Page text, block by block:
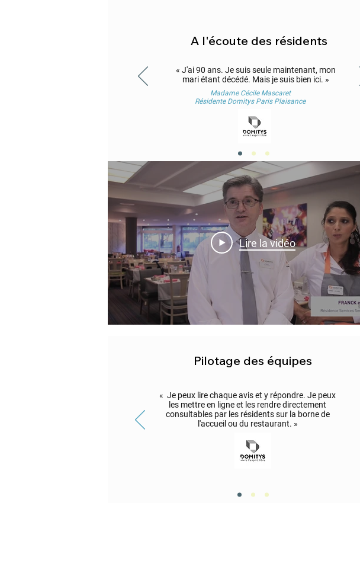
A l'écoute des résidents
« J'ai 90 ans. Je suis seule maintenant, mon
mari étant décédé. Mais je suis bien ici. »
Madame Cécile Mascaret
Résidente Domitys Paris Plaisance
Lire la vidéo
Pilotage des équipes
« Je peux lire chaque avis et y répondre. Je peux
les mettre en ligne et les rendre directement
consultables par les résidents sur la bornede
l'accueil ou du restaurant. »